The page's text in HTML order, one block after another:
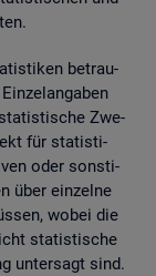
be­trau­
Zwe­
für sta­tis­ti­
oder sons­ti­
über ein­zel­ne
wobei die
sta­tis­ti­sche
un­ter­sagt sind.